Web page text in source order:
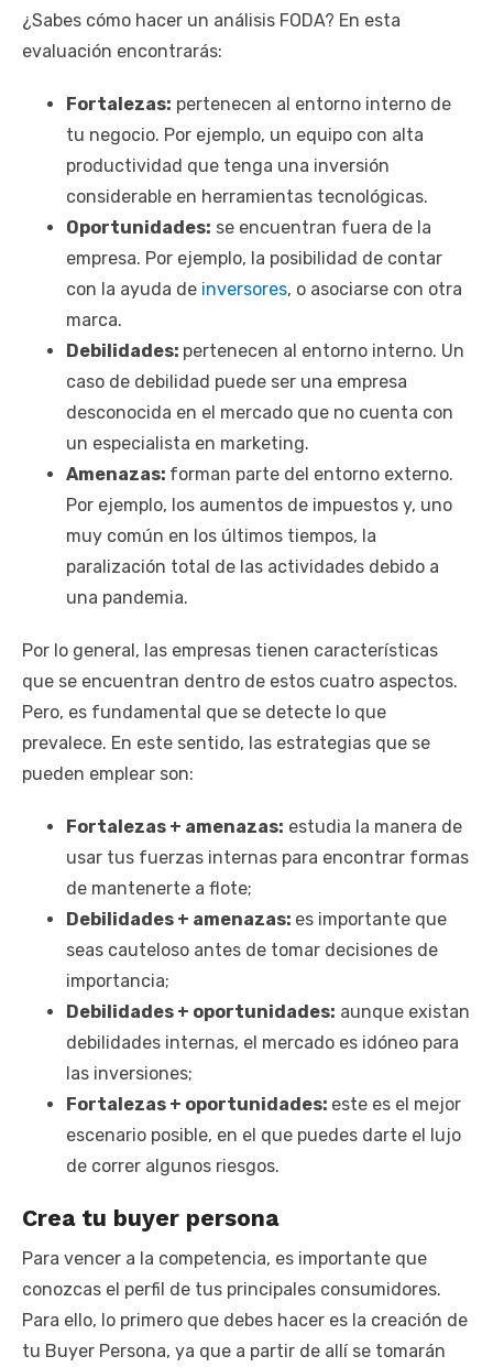
¿Sabes cómo hacer un análisis FODA? En esta
evaluación encontrarás:
Fortalezas: pertenecen al entorno interno de
tu negocio. Por ejemplo, un equipo con alta
productividad que tenga una inversión
considerable en herramientas tecnológicas.
Oportunidades: se encuentran fuera de la
empresa. Por ejemplo, la posibilidad de contar
con la ayuda de inversores, o asociarse con otra
marca.
Debilidades: pertenecen al entorno interno. Un
caso de debilidad puede ser una empresa
desconocida en el mercado que no cuenta con
un especialista en marketing.
Amenazas: forman parte del entorno externo.
Por ejemplo, los aumentos de impuestos y, uno
muy común en los últimos tiempos, la
paralización total de las actividades debido a
una pandemia.
Por lo general, las empresas tienen características
que se encuentran dentro de estos cuatro aspectos.
Pero, es fundamental que se detecte lo que
prevalece. En este sentido, las estrategias que se
pueden emplear son:
Fortalezas + amenazas: estudia la manera de
usar tus fuerzas internas para encontrar formas
de mantenerte a flote;
Debilidades + amenazas: es importante que
seas cauteloso antes de tomar decisiones de
importancia;
Debilidades + oportunidades: aunque existan
debilidades internas, el mercado es idóneo para
las inversiones;
Fortalezas + oportunidades: este es el mejor
escenario posible, en el que puedes darte el lujo
de correr algunos riesgos.
Crea tu buyer persona
Para vencer a la competencia, es importante que
conozcas el perfil de tus principales consumidores.
Para ello, lo primero que debes hacer es la creación de
tu Buyer Persona, ya que a partir de allí se tomarán